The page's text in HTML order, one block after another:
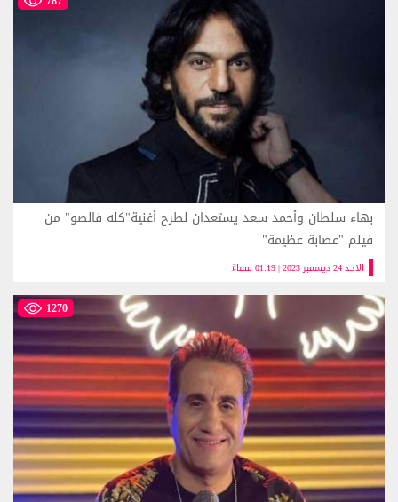
الاحد 24 ديسمبر 2023 | 01:19 مساءً
بهاء سلطان وأحمد سعد يستعدان لطرح أغنية"كله فالصو" من
فيلم "عصابة عظيمة"
1270